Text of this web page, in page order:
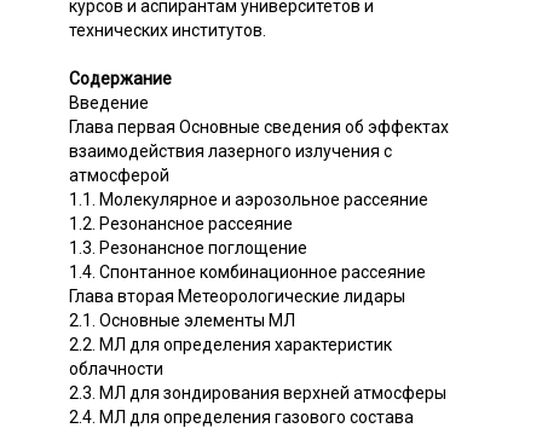
курсов и аспирантам университетов и
технических институтов.
Содержание
Введение
Глава первая Основные сведения об эффектах
взаимодействия лазерного излучения с
атмосферой
1.1. Молекулярное и аэрозольное рассеяние
1.2. Резонансное рассеяние
1.3. Резонансное поглощение
1.4. Спонтанное комбинационное рассеяние
Глава вторая Метеорологические лидары
2.1. Основные элементы МЛ
2.2. МЛ для определения характеристик
облачности
2.3. МЛ для зондирования верхней атмосферы
2.4. МЛ для определения газового состава